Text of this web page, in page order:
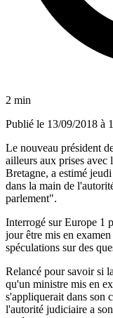
2 min
Publié le 13/09/2018 à
Le nouveau président
ailleurs aux prises avec
Bretagne, a estimé
dans la main de
parlement".
Interrogé sur Europe 1
jour être mis en
spéculations sur des
Relancé pour savoir si
qu'un ministre mis en
s'appliquerait dans son
l'autorité judiciaire a